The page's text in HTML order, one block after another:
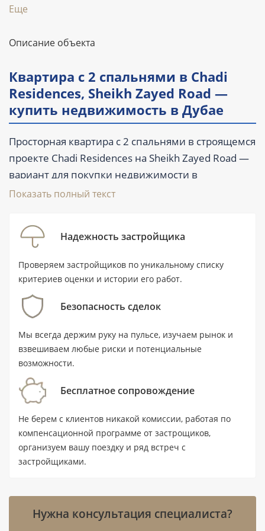
Еще
Описание объекта
Квартира с 2 спальнями в Chadi
Residences, Sheikh Zayed Road —
купить недвижимость в Дубае
Просторная квартира с 2 спальнями в строящемся
проекте Chadi Residences на Sheikh Zayed Road —
вариант для покупки недвижимости в
центральной части Дубая. Площадь резиденции
включает 3 ванные комнаты, балкон и террасу.
Квартира предлагается с частичной мебелью, а
2029 года. Стартовая цена — от 5 500 000 AED.
Ключевые характеристики
Тип: квартира с 2 спальнями и 3
ванными комнатами.
Цена: от 5 500 000 AED.
Статус: новостройка; передача
объекта — I квартал 2029 года.
Локация: Дубай, Sheikh Zayed Road;
До воды — 2,1 км, до аэропорта — 17,5
км.
Показать полный текст
Надежность застройщика
Проверяем застройщиков по уникальному списку
критериев оценки и истории его работ.
Безопасность сделок
Мы всегда держим руку на пульсе, изучаем рынок и
взвешиваем любые риски и потенциальные
возможности.
Бесплатное сопровождение
Не берем с клиентов никакой комиссии, работая по
компенсационной программе от застрощиков,
организуем вашу поездку и ряд встреч с
застройщиками.
Нужна консультация специалиста?